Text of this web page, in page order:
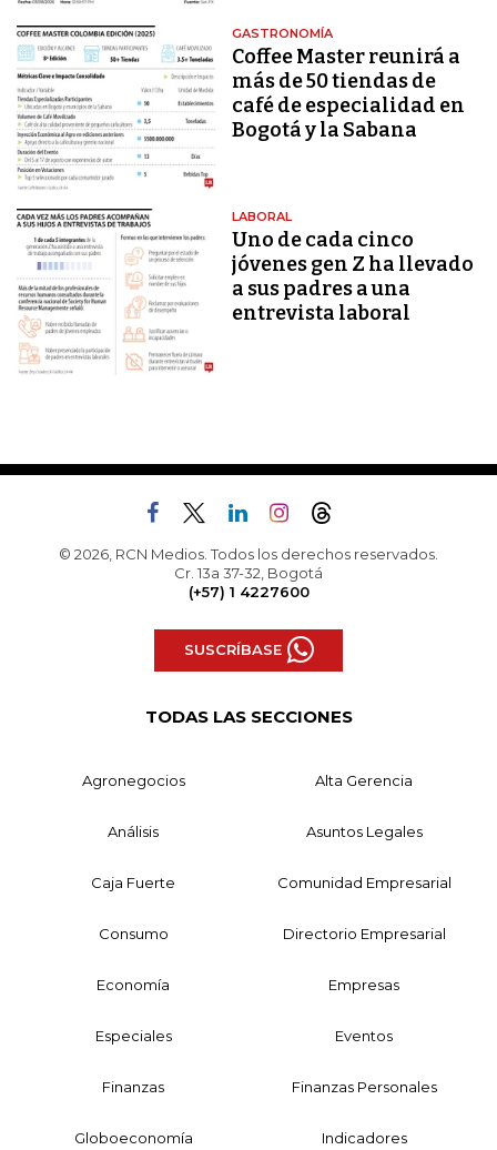
GASTRONOMÍA
Coffee Master reunirá a
más de 50 tiendas de
café de especialidad en
Bogotá y la Sabana
LABORAL
Uno de cada cinco
jóvenes gen Z ha llevado
a sus padres a una
entrevista laboral
© 2026, RCN Medios. Todos los derechos reservados.
Cr. 13a 37-32, Bogotá
(+57) 1 4227600
SUSCRÍBASE
TODAS LAS SECCIONES
Agronegocios Alta Gerencia
Análisis Asuntos Legales
Caja Fuerte Comunidad Empresarial
Consumo Directorio Empresarial
Economía Empresas
Especiales Eventos
Finanzas Finanzas Personales
Globoeconomía Indicadores